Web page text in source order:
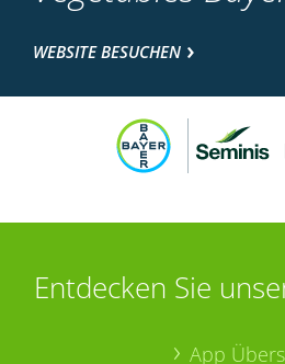
WEBSITE BESUCHEN
Entdecken Sie
App